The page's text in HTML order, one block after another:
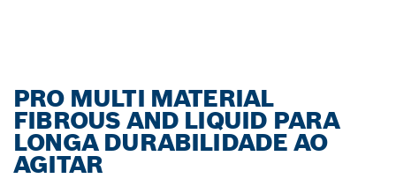
PRO MULTI MATERIAL
FIBROUS AND LIQUID PARA
LONGA DURABILIDADE AO
AGITAR